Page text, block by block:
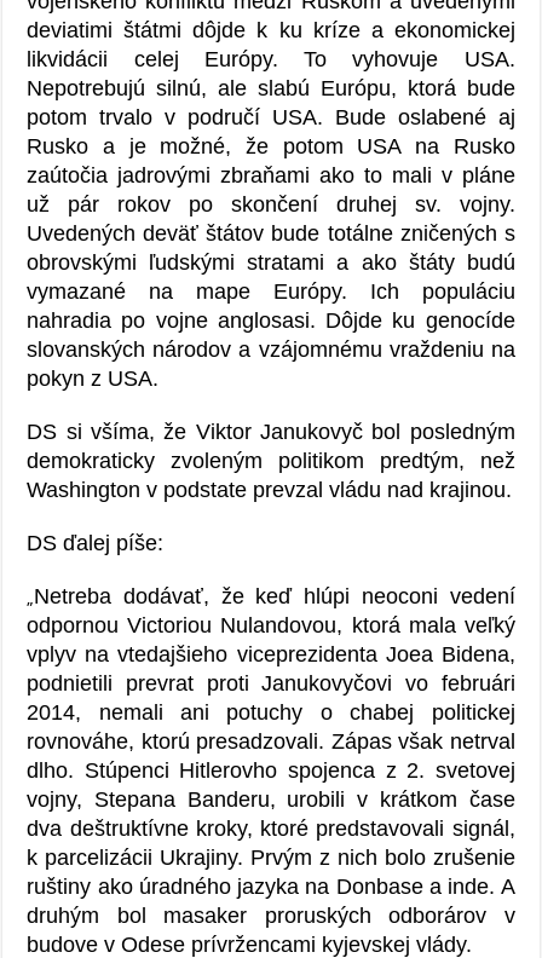
deviatimi štátmi dôjde k ku kríze a ekonomickej
likvidácii celej Európy. To vyhovuje USA.
Nepotrebujú silnú, ale slabú Európu, ktorá bude
potom trvalo v područí USA. Bude oslabené aj
Rusko a je možné, že potom USA na Rusko
zaútočia jadrovými zbraňami ako to mali v pláne
už pár rokov po skončení druhej sv. vojny.
Uvedených deväť štátov bude totálne zničených s
obrovskými ľudskými stratami a ako štáty budú
vymazané na mape Európy. Ich populáciu
nahradia po vojne anglosasi. Dôjde ku genocíde
slovanských národov a vzájomnému vraždeniu na
pokyn z USA.
DS si všíma, že Viktor Janukovyč bol posledným
demokraticky zvoleným politikom predtým, než
Washington v podstate prevzal vládu nad krajinou.
DS ďalej píše:
„Netreba dodávať, že keď hlúpi neoconi vedení
odpornou Victoriou Nulandovou, ktorá mala veľký
vplyv na vtedajšieho viceprezidenta Joea Bidena,
podnietili prevrat proti Janukovyčovi vo februári
2014, nemali ani potuchy o chabej politickej
rovnováhe, ktorú presadzovali. Zápas však netrval
dlho. Stúpenci Hitlerovho spojenca z 2. svetovej
vojny, Stepana Banderu, urobili v krátkom čase
dva deštruktívne kroky, ktoré predstavovali signál,
k parcelizácii Ukrajiny. Prvým z nich bolo zrušenie
ruštiny ako úradného jazyka na Donbase a inde. A
druhým bol masaker proruských odborárov v
budove v Odese prívržencami kyjevskej vlády.